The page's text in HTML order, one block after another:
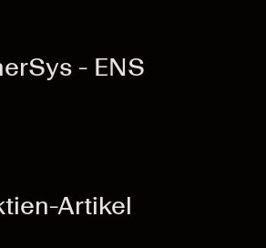
- ENS
Artikel